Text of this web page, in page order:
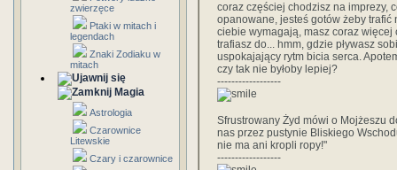
zwierzęce
Ptaki w mitach i
legendach
Znaki Zodiaku w
mitach
Magia
Astrologia
Czarownice
Litewskie
Czary i czarownice
coraz częściej chodzisz na imprezy,
opanowane, jesteś gotów żeby trafić
ciebie wymagają, masz coraz
trafiasz do... hmm, gdzie pływasz
uspokajający rytm bicia serca.
czy tak nie byłoby lepiej?
------------------
Sfrustrowany Żyd mówi o Mojżeszu
nas przez pustynie Bliskiego
nie ma ani kropli ropy!"
------------------